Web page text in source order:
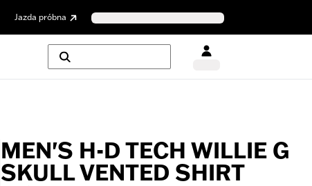
Jazda próbna
MEN'S H-D TECH WILLIE G
SKULL VENTED SHIRT